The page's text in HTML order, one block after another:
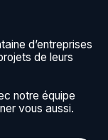
d’entreprises
de leurs
notre équipe
vous aussi.